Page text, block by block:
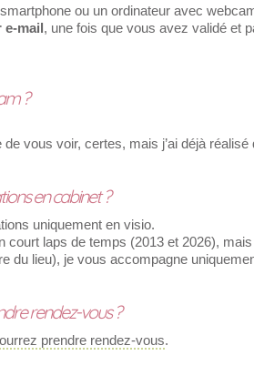
ou un ordinateur avec
e-mail, une fois que vous avez validé et
?
vous voir, certes, mais j’ai déjà
en cabinet ?
uniquement en visio.
court laps de temps (2013 et 2026),
du lieu), je vous accompagne
rendez-vous ?
prendre rendez-vous.